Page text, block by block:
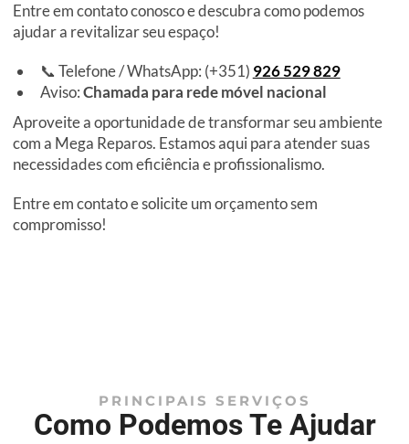
Entre em contato conosco e descubra como podemos
ajudar a revitalizar seu espaço!
📞 Telefone / WhatsApp: (+351) 926 529 829
Aviso:Chamada para rede móvel nacional
Aproveite a oportunidade de transformar seu ambiente
com a Mega Reparos. Estamos aqui para atender suas
necessidades com eficiência e profissionalismo.
Entre em contato e solicite um orçamento sem
compromisso!
PRINCIPAIS SERVIÇOS
Como Podemos Te Ajudar